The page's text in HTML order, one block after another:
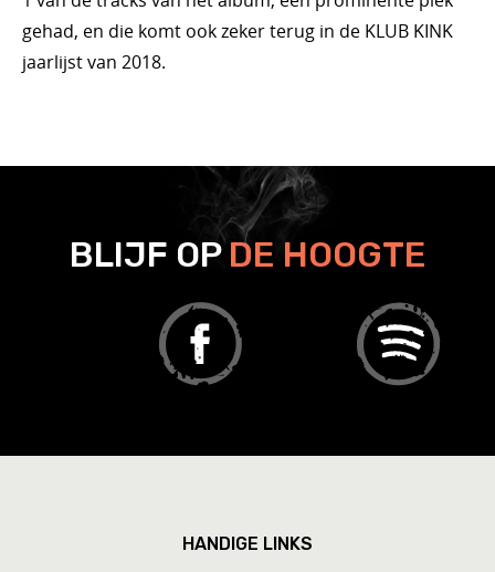
gehad, en die komt ook zeker terug in de KLUB KINK
jaarlijst van 2018.
BLIJF OPDE HOOGTE
HANDIGE LINKS